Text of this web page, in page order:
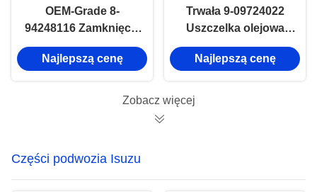
OEM-Grade 8-
94248116 Zamknięcie
oleju przedniego koła
dla ISUZU NHR
Długa żywotność i
Najlepszą cenę
Trwała 9-09724022
Uszczelka olejowa
tylnego koła do
ISUZU TFR
7,5 Heavy-Duty
Najlepszą cenę
Zobacz więcej
Części podwozia Isuzu